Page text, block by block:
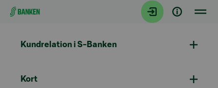
Gå direkt till innehållet
Kundrelation i S-Banken
Kort